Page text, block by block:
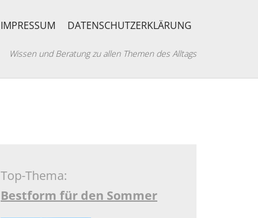
IMPRESSUM DATENSCHUTZERKLÄRUNG
Wissen und Beratung zu allen Themen des Alltags
Top-Thema:
Bestform für den Sommer